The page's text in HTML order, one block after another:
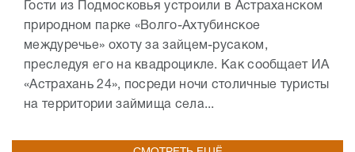
Гости из Подмосковья устроили в Астраханском
природном парке «Волго-Ахтубинское
междуречье» охоту за зайцем-русаком,
преследуя его на квадроцикле. Как сообщает ИА
«Астрахань 24», посреди ночи столичные туристы
на территории займища села...